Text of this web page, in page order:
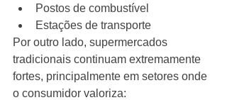
Postos de combustível
Estações de transporte
Por outro lado, supermercados
tradicionais continuam extremamente
fortes, principalmente em setores onde
o consumidor valoriza: